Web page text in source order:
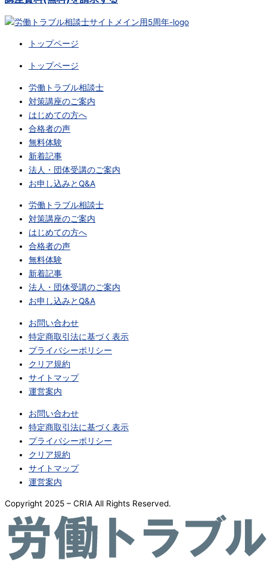
トップページ
トップページ
労働トラブル相談士
対策講座のご案内
はじめての方へ
合格者の声
無料体験
新着記事
法人・団体受講のご案内
お申し込みとQ&A
労働トラブル相談士
対策講座のご案内
はじめての方へ
合格者の声
無料体験
新着記事
法人・団体受講のご案内
お申し込みとQ&A
お問い合わせ
特定商取引法に基づく表示
プライバシーポリシー
クリア規約
サイトマップ
運営案内
お問い合わせ
特定商取引法に基づく表示
プライバシーポリシー
クリア規約
サイトマップ
運営案内
Copyright 2025 – CRIA All Rights Reserved.